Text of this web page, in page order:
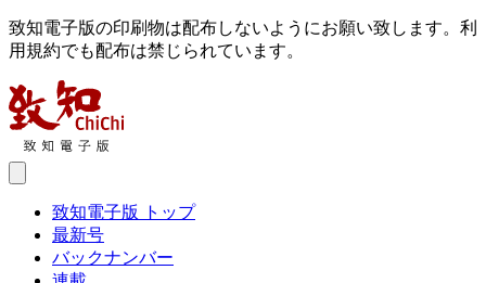
致知電子版の印刷物は配布しないようにお願い致します。利
用規約でも配布は禁じられています。
致知電子版 トップ
最新号
バックナンバー